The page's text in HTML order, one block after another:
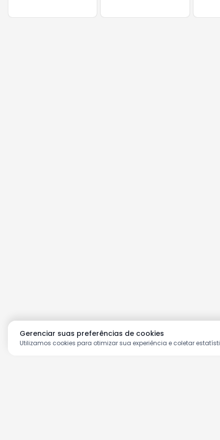
Gerenciar suas preferências de cookies
Utilizamos cookies para otimizar sua experiência e coletar